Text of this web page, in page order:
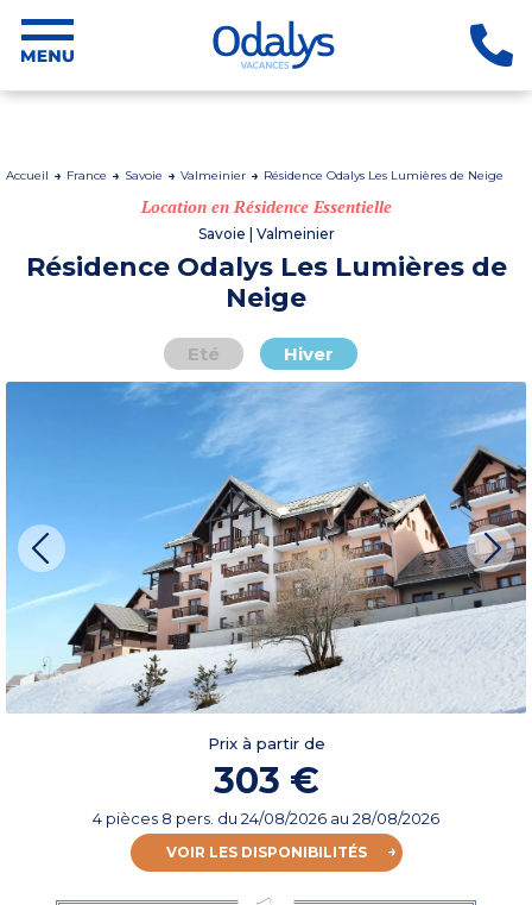
Accueil France Savoie Valmeinier Résidence Odalys Les Lumières de Neige
Location en Résidence Essentielle
Savoie | Valmeinier
Résidence Odalys Les Lumières de
Neige
Eté Hiver
Prix à partir de
303 €
4 pièces 8 pers. du 24/08/2026 au 28/08/2026
VOIR LES DISPONIBILITÉS